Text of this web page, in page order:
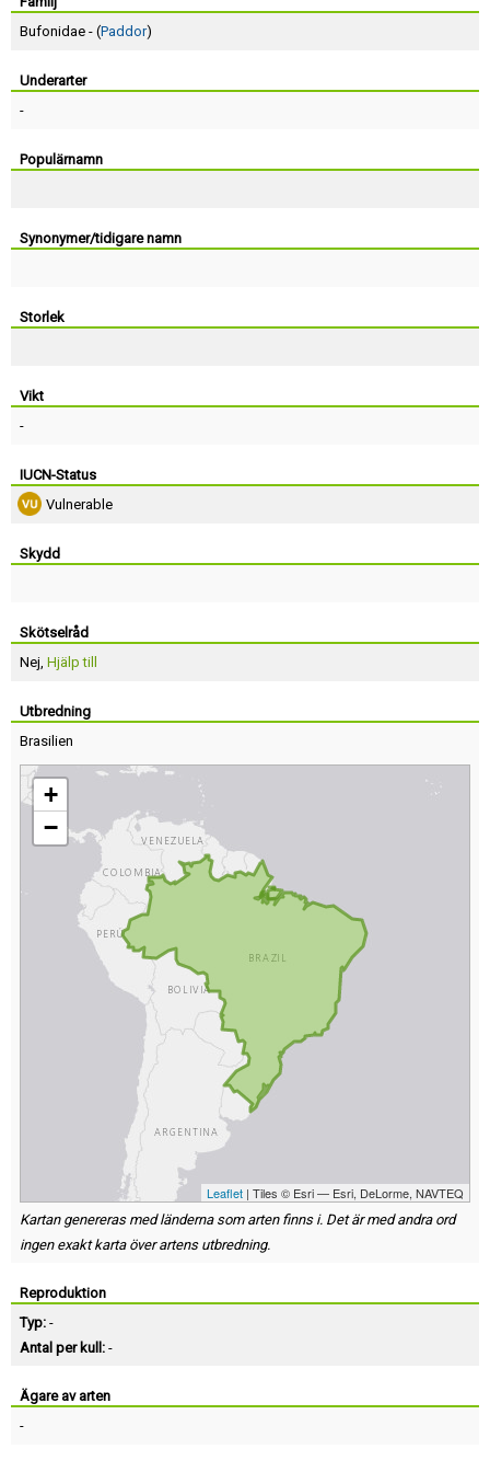
Bufonidae - (Paddor)
Underarter
-
Populärnamn
Synonymer/tidigare namn
Storlek
Vikt
-
IUCN-Status
Vulnerable
Skydd
Skötselråd
Nej, Hjälp till
Utbredning
Brasilien
+
−
Leaflet | Tiles © Esri — Esri, DeLorme, NAVTEQ
Kartan genereras med länderna som arten finns i. Det är med andra ord
ingen exakt karta över artens utbredning.
Reproduktion
Typ: -
Antal per kull: -
Ägare av arten
-